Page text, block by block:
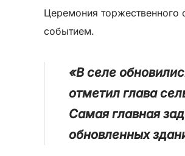
Церемония торжественного
событием.
«В селе
отметил глава
Самая главная
обновленных